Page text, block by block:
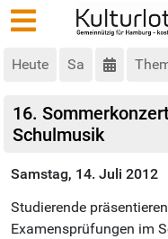
Heute Sa
16.
Schulmusik
Samstag, 14. Juli 2012
Studierende
Examensprüfungen im